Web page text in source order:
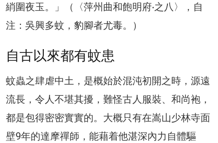
綃圍夜玉。」（〈萍州曲和飽明府‧之八〉，自
注：吳興多蚊，豹腳者尤毒。）
自古以來都有蚊患
蚊蟲之肆虐中土，是概始於混沌初開之時，源遠
流長，令人不堪其擾，難怪古人服裝、和尚袍，
都是包得密密實實的。大概只有在嵩山少林寺面
壁9年的達摩禪師，能藉着他湛深內力自體驅